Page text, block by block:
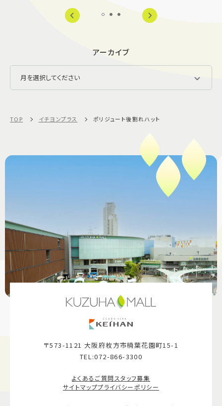
アーカイブ
TOP イチヨンプラス ポリジュート後割れハット
〒573-1121 大阪府枚方市楠葉花園町15-1
TEL:072-866-3300
よくあるご質問スタッフ募集
サイトマッププライバシーポリシー